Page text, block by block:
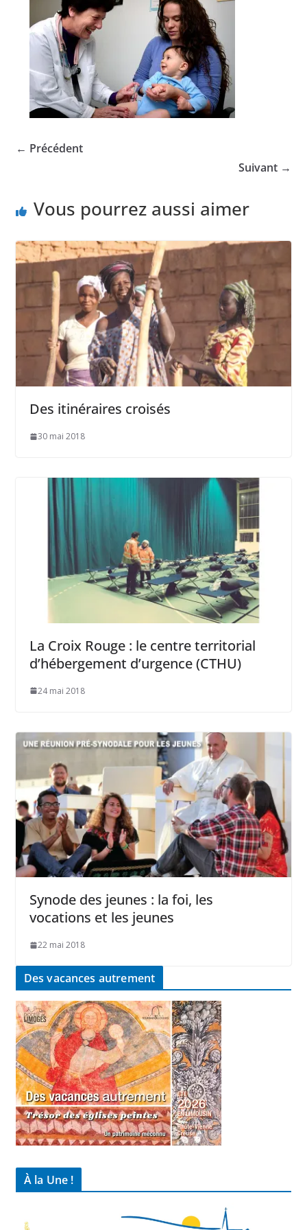
← Précédent
Suivant →
Vous pourrez aussi aimer
Des itinéraires croisés
30 mai 2018
La Croix Rouge : le centre territorial
d’hébergement d’urgence (CTHU)
24 mai 2018
Synode des jeunes : la foi, les
vocations et les jeunes
22 mai 2018
Des vacances autrement
À la Une !